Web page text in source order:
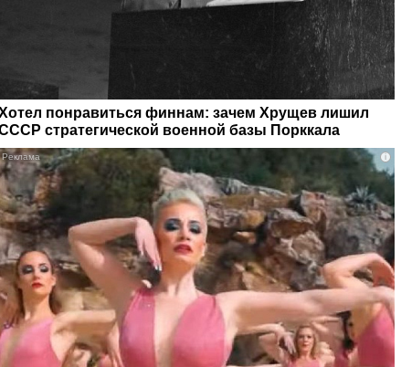
понравиться финнам: зачем Хрущев лишил
стратегической военной базы Порккала
i